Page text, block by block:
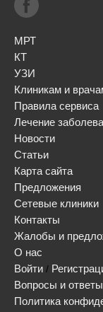
МРТ
КТ
УЗИ
Клиникам и
Правила сервиса
Лечение
Новости
Статьи
Карта сайта
Предложения
Сетевые клиники
Контакты
Жалобы и
О нас
Войти /
Вопросы и ответы
Политика